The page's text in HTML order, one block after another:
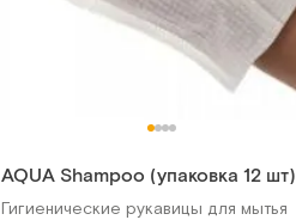
AQUA Shampoo (упаковка 12 шт)
Гигиенические рукавицы для мытья